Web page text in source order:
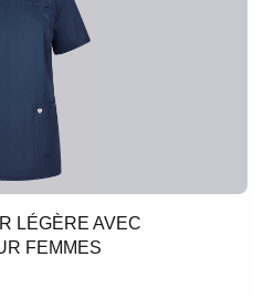
LÉGÈRE AVEC
FEMMES